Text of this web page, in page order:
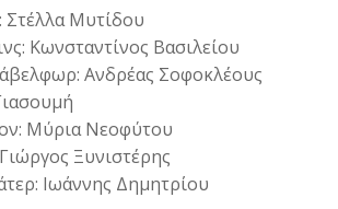
Στέλλα Μυτίδου
Κωνσταντίνος Βασιλείου
Ανδρέας Σοφοκλέους
Μύρια Νεοφύτου
Ξυνιστέρης
Ιωάννης Δημητρίου